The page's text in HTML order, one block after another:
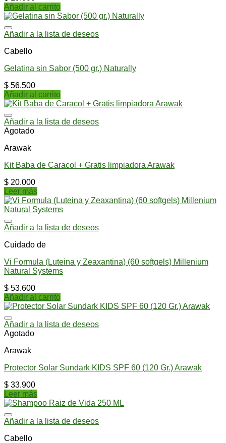
Añadir al carrito
Añadir a la lista de deseos
Cabello
Gelatina sin Sabor (500 gr.) Naturally
$ 56.500
Añadir al carrito
Añadir a la lista de deseos
Agotado
Arawak
Kit Baba de Caracol + Gratis limpiadora Arawak
$ 20.000
Leer más
Añadir a la lista de deseos
Cuidado de
Vi Formula (Luteina y Zeaxantina) (60 softgels) Millenium
Natural Systems
$ 53.600
Añadir al carrito
Añadir a la lista de deseos
Agotado
Arawak
Protector Solar Sundark KIDS SPF 60 (120 Gr.) Arawak
$ 33.900
Leer más
Añadir a la lista de deseos
Cabello